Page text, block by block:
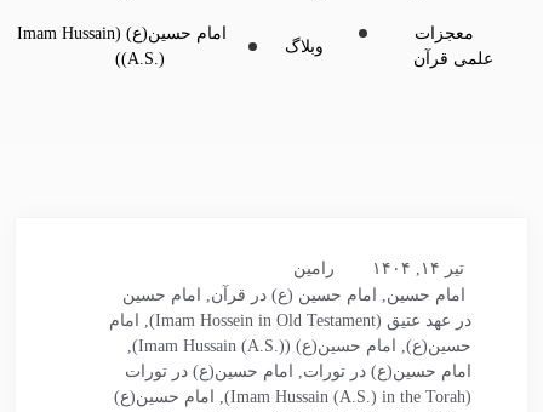
معجزات
علمی قرآن
وبلاگ
امام حسین(ع) (Imam Hussain
(A.S.))
تیر ۱۴, ۱۴۰۴
رامین
امام حسین, امام حسین (ع) در قرآن,
امام حسین
در عهد عتیق (Imam Hossein in Old Testament)
,
امام
حسین(ع), امام حسین(ع) (Imam Hussain (A.S.))
,
امام حسین(ع) در تورات,
امام حسین(ع) در تورات
(Imam Hussain (A.S.) in the Torah)
,
امام حسین(ع)